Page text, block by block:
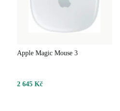
Apple Magic Mouse 3
2 645 Kč